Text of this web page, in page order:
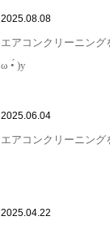
2025.08.08
エアコンクリーニング
ω •́ )y
2025.06.04
エアコンクリーニング
2025.04.22